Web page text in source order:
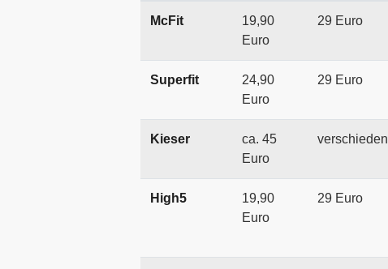
McFit
19,90
Euro
29 Euro
Superfit
24,90
Euro
29 Euro
Kieser
ca. 45
Euro
verschieden
High5
19,90
Euro
29 Euro